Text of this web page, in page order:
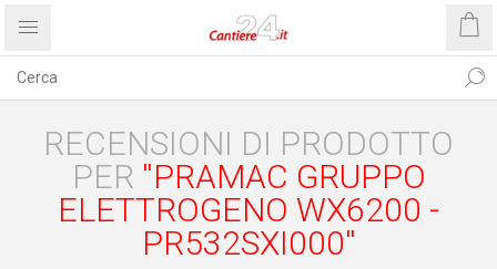
RECENSIONI DI PRODOTTO
PER PRAMAC GRUPPO
ELETTROGENO WX6200 -
PR532SXI000